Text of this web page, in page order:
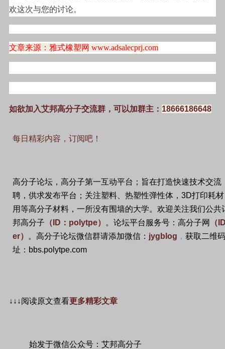
欢这次与您的讨论。
文章来源：雅式橡塑网 www.adsalecprj.com
如欲加入艾邦高分子交流群，可以加群主： 18666186648
每日精彩内容，订阅吧！
高分子论坛，高分子第一互动平台；旨在打造快速技术交流
聘，供求发布平台；关注塑料、热塑性弹性体， 3D打印耗
用等高分子材料，一所没有围墙的大学。欢迎关注我们公共
邦高分子 （ ID ： polytpe） 。论坛平台服务号：高分子网 （
er） 。高分子论坛微信群请添加微信： jygblog ， 获取二维
址： bbs.polytpe.com
↓↓↓阅读原文查看更多精彩文章
始发于微信公众号：艾邦高分子